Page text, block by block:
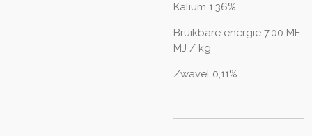
Kalium 1,36%
Bruikbare energie 7.00 ME
MJ / kg
Zwavel 0,11%